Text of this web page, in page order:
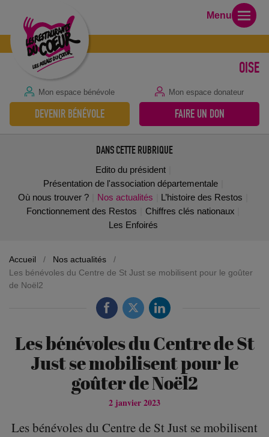
OISE
Mon espace bénévole Mon espace donateur
DEVENIR BÉNÉVOLE FAIRE UN DON
Menu
DANS CETTE RUBRIQUE
Edito du président
Présentation de l'association départementale
Où nous trouver ?
Nos actualités
L’histoire des Restos
Fonctionnement des Restos
Chiffres clés nationaux
Les Enfoirés
Accueil / Nos actualités
/
Les bénévoles du Centre de St Just se mobilisent pour le goûter
de Noël2
Les bénévoles du Centre de St
Just se mobilisent pour le
goûter de Noël2
2 janvier 2023
Les bénévoles du Centre de St Just se mobilisent